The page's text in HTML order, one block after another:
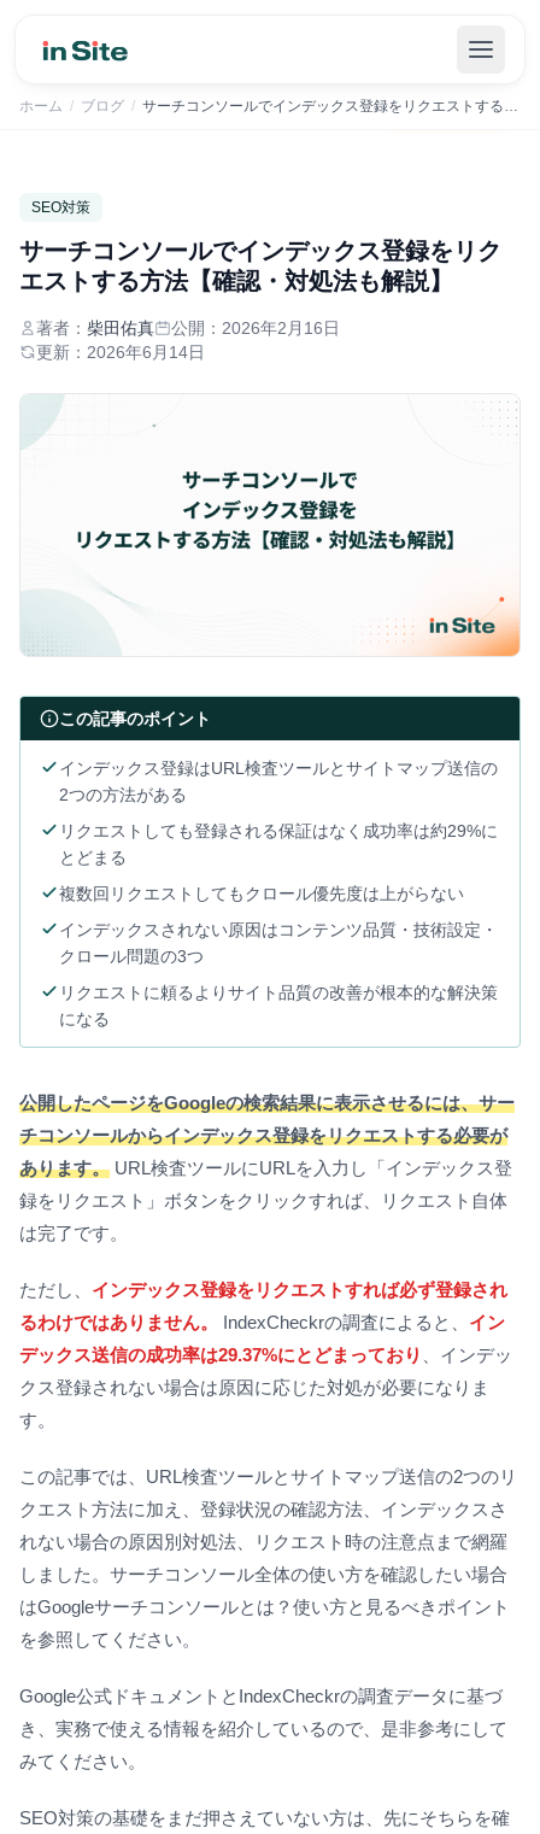
inSiteでSEOの管理を自動化｜まずは30日間無料で 無料で始める→
ホーム / ブログ /
SEO対策
サーチコンソールでインデックス登録をリク
エストする方法【確認・対処法も解説】
著者： 柴田佑真 公開： 2026年2月16日
更新： 2026年6月14日
この記事のポイント
インデックス登録はURL検査ツールとサイトマップ送信の
2つの方法がある
リクエストしても登録される保証はなく成功率は約29%に
とどまる
複数回リクエストしてもクロール優先度は上がらない
インデックスされない原因はコンテンツ品質・技術設定・
クロール問題の3つ
リクエストに頼るよりサイト品質の改善が根本的な解決策
になる
公開したページをGoogleの検索結果に表示させるには、サー
チコンソールからインデックス登録をリクエストする必要が
あります。 URL検査ツールにURLを入力し「インデックス登
録をリクエスト」ボタンをクリックすれば、リクエスト自体
は完了です。
ただし、 インデックス登録をリクエストすれば必ず登録され
るわけではありません。
IndexCheckrの調査によると、 イン
デックス送信の成功率は29.37%にとどまっており
、インデッ
クス登録されない場合は原因に応じた対処が必要になりま
す。
この記事では、URL検査ツールとサイトマップ送信の2つのリ
クエスト方法に加え、登録状況の確認方法、インデックスさ
れない場合の原因別対処法、リクエスト時の注意点まで網羅
しました。サーチコンソール全体の使い方を確認したい場合
はGoogleサーチコンソールとは？使い方と見るべきポイント
を参照してください。
Google公式ドキュメントとIndexCheckrの調査データに基づ
き、実務で使える情報を紹介しているので、是非参考にして
みてください。
SEO対策の基礎をまだ押さえていない方は、先にそちらを確